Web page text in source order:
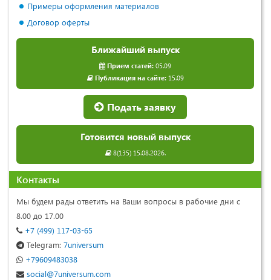
Примеры оформления материалов
Договор оферты
Ближайший выпуск
Прием статей: 05.09
Публикация на сайте:15.09
Подать заявку
Готовится новый выпуск
8(135) 15.08.2026.
Контакты
Мы будем рады ответить на Ваши вопросы в рабочие дни с
8.00 до 17.00
+7 (499) 117-03-65
Telegram: 7universum
+79609483038
social@7universum.com